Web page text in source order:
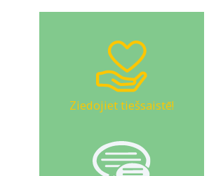
Ziedojiet tiešsaistē!